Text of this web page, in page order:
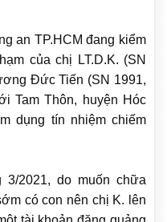
an TP.HCM đang kiểm
của chị LT.D.K. (SN
Đức Tiến (SN 1991,
Tam Thôn, huyện Hóc
dụng tín nhiệm chiếm
2021, do muốn chữa
có con nên chị K. lên